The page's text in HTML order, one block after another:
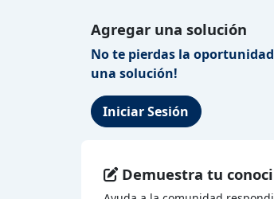
Agregar una solución
No te pierdas la
una solución!
Iniciar Sesión
Demuestra tu